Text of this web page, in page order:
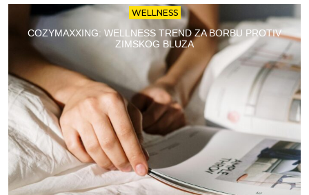
WELLNESS
COZYMAXXING: WELLNESS TREND ZA BORBU PROTIV
ZIMSKOG BLUZA